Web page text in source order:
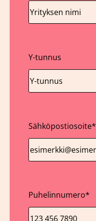
Y-tunnus
Sähköpostiosoite*
Puhelinnumero*